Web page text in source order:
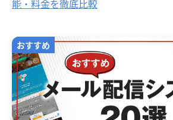
能・料金を徹底比較